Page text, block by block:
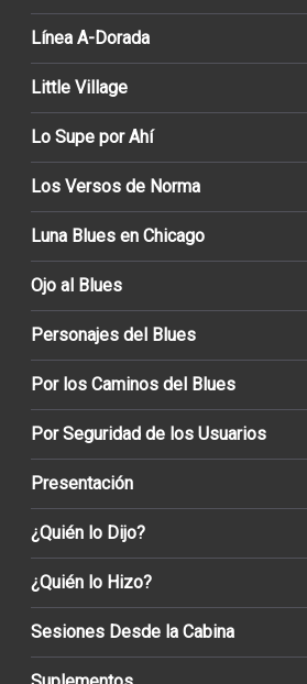
Línea A-Dorada
Little Village
Lo Supe por Ahí
Los Versos de Norma
Luna Blues en Chicago
Ojo al Blues
Personajes del Blues
Por los Caminos del Blues
Por Seguridad de los Usuarios
Presentación
¿Quién lo Dijo?
¿Quién lo Hizo?
Sesiones Desde la Cabina